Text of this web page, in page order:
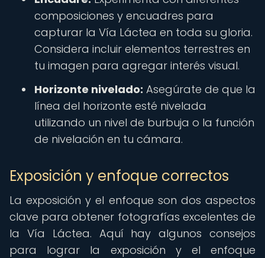
composiciones y encuadres para
capturar la Vía Láctea en toda su gloria.
Considera incluir elementos terrestres en
tu imagen para agregar interés visual.
Horizonte nivelado: Asegúrate de que la
línea del horizonte esté nivelada
utilizando un nivel de burbuja o la función
de nivelación en tu cámara.
Exposición y enfoque correctos
La exposición y el enfoque son dos aspectos
clave para obtener fotografías excelentes de
la Vía Láctea. Aquí hay algunos consejos
para lograr la exposición y el enfoque